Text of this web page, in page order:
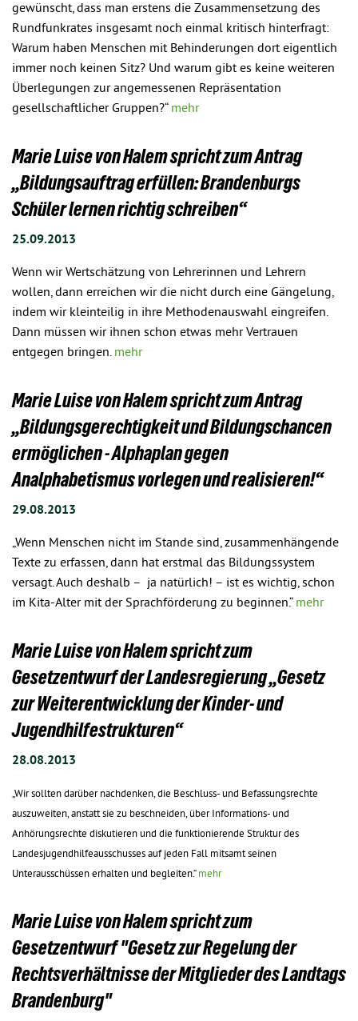
gewünscht, dass man erstens die Zusammensetzung des
Rundfunkrates insgesamt noch einmal kritisch hinterfragt:
Warum haben Menschen mit Behinderungen dort eigentlich
immer noch keinen Sitz? Und warum gibt es keine weiteren
Überlegungen zur angemessenen Repräsentation
gesellschaftlicher Gruppen?“ mehr
Marie Luise von Halem spricht zum Antrag
„Bildungsauftrag erfüllen: Brandenburgs
Schüler lernen richtig schreiben“
25.09.2013
Wenn wir Wertschätzung von Lehrerinnen und Lehrern
wollen, dann erreichen wir die nicht durch eine Gängelung,
indem wir kleinteilig in ihre Methodenauswahl eingreifen.
Dann müssen wir ihnen schon etwas mehr Vertrauen
entgegen bringen. mehr
Marie Luise von Halem spricht zum Antrag
„Bildungsgerechtigkeit und Bildungschancen
ermöglichen - Alphaplan gegen
Analphabetismus vorlegen und realisieren!“
29.08.2013
„Wenn Menschen nicht im Stande sind, zusammenhängende
Texte zu erfassen, dann hat erstmal das Bildungssystem
versagt. Auch deshalb – ja natürlich! – ist es wichtig, schon
im Kita-Alter mit der Sprachförderung zu beginnen.“ mehr
Marie Luise von Halem spricht zum
Gesetzentwurf der Landesregierung „Gesetz
zur Weiterentwicklung der Kinder- und
Jugendhilfestrukturen“
28.08.2013
„Wir sollten darüber nachdenken, die Beschluss- und Befassungsrechte
auszuweiten, anstatt sie zu beschneiden, über Informations- und
Anhörungsrechte diskutieren und die funktionierende Struktur des
Landesjugendhilfeausschusses auf jeden Fall mitsamt seinen
Unterausschüssen erhalten und begleiten.“mehr
Marie Luise von Halem spricht zum
Gesetzentwurf "Gesetz zur Regelung der
Rechtsverhältnisse der Mitglieder des Landtags
Brandenburg"